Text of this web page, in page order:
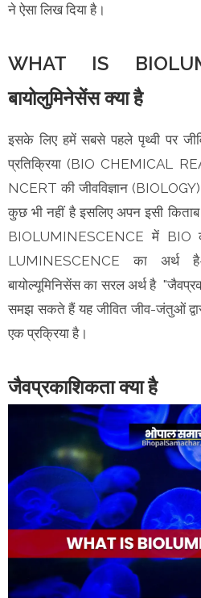
ने ऐसा लिख दिया है।
WHAT IS
बायोलुमिनेसेंस क्या है
इसके लिए हमें सबसे पहले पृथ्वी पर
प्रतिक्रिया (BIO CHEMICAL
NCERT की जीवविज्ञान
कुछ भी नहीं है इसलिए अपन इसी
BIOLUMINESCENCE में BIO
LUMINESCENCE का अर्थ
बायोल्यूमिनिसेंस का सरल अर्थ है
समझ सकते हैं यह जीवित जीव-जंतुओं
एक प्रक्रिया है।
जैवप्रकाशिकता क्या है